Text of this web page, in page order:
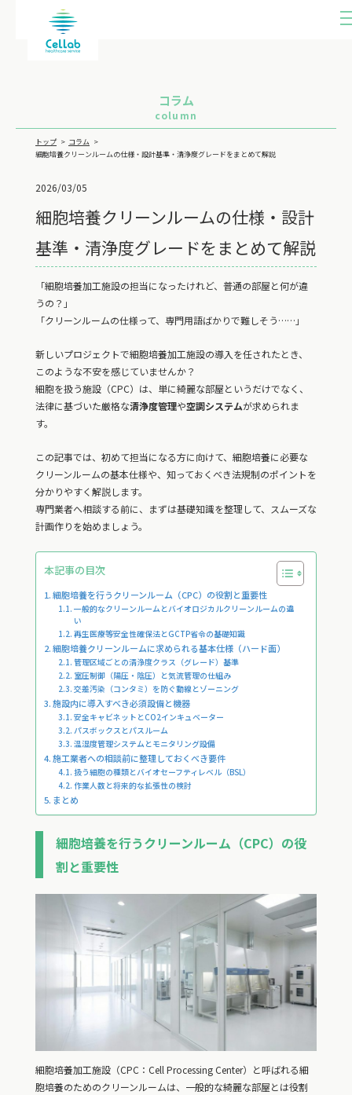
コラム
column
トップ
コラム
細胞培養クリーンルームの仕様・設計基準・清浄度グレードをまとめて解説
2026/03/05
細胞培養クリーンルームの仕様・設計
基準・清浄度グレードをまとめて解説
「細胞培養加工施設の担当になったけれど、普通の部屋と何が違
うの？」
「クリーンルームの仕様って、専門用語ばかりで難しそう……」
新しいプロジェクトで細胞培養加工施設の導入を任されたとき、
このような不安を感じていませんか？
細胞を扱う施設（CPC）は、単に綺麗な部屋というだけでなく、
法律に基づいた厳格な清浄度管理や空調システムが求められま
す。
この記事では、初めて担当になる方に向けて、細胞培養に必要な
クリーンルームの基本仕様や、知っておくべき法規制のポイントを
分かりやすく解説します。
専門業者へ相談する前に、まずは基礎知識を整理して、スムーズな
計画作りを始めましょう。
本記事の目次
細胞培養を行うクリーンルーム（CPC）の役割と重要性
一般的なクリーンルームとバイオロジカルクリーンルームの違
い
再生医療等安全性確保法とGCTP省令の基礎知識
細胞培養クリーンルームに求められる基本仕様（ハード面）
管理区域ごとの清浄度クラス（グレード）基準
室圧制御（陽圧・陰圧）と気流管理の仕組み
交差汚染（コンタミ）を防ぐ動線とゾーニング
施設内に導入すべき必須設備と機器
安全キャビネットとCO2インキュベーター
パスボックスとパスルーム
温湿度管理システムとモニタリング設備
施工業者への相談前に整理しておくべき要件
扱う細胞の種類とバイオセーフティレベル（BSL）
作業人数と将来的な拡張性の検討
まとめ
細胞培養を行うクリーンルーム（CPC）の役
割と重要性
細胞培養加工施設（CPC：Cell Processing Center）と呼ばれる細
胞培養のためのクリーンルームは、一般的な綺麗な部屋とは役割